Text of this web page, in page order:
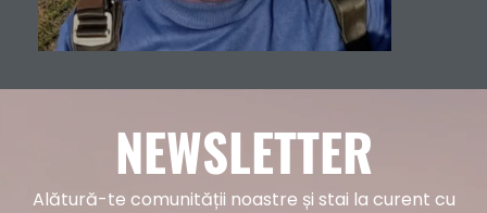
NEWSLETTER
Alătură-te comunității noastre și stai la curent cu